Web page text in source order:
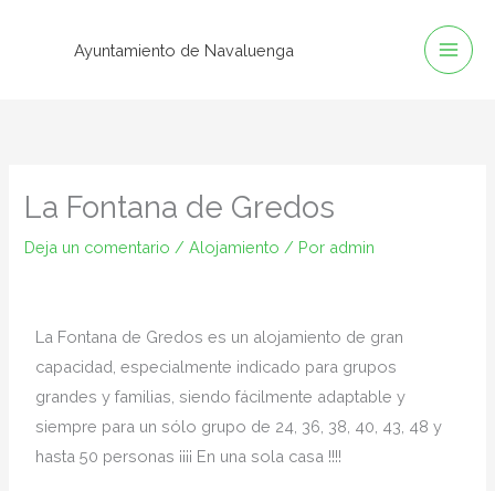
Ayuntamiento de Navaluenga
La Fontana de Gredos
Deja un comentario /Alojamiento / Por admin
La Fontana de Gredos es un alojamiento de gran
capacidad, especialmente indicado para grupos
grandes y familias, siendo fácilmente adaptable y
siempre para un sólo grupo de 24, 36, 38, 40, 43, 48 y
hasta 50 personas ¡¡¡¡ En una sola casa !!!!